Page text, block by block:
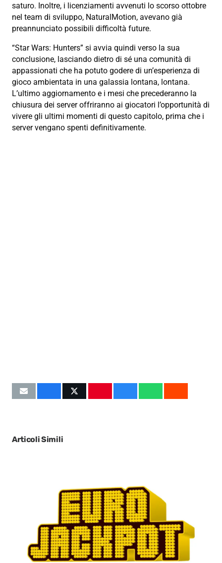
saturo. Inoltre, i licenziamenti avvenuti lo scorso ottobre
nel team di sviluppo, NaturalMotion, avevano già
preannunciato possibili difficoltà future.
“Star Wars: Hunters” si avvia quindi verso la sua
conclusione, lasciando dietro di sé una comunità di
appassionati che ha potuto godere di un’esperienza di
gioco ambientata in una galassia lontana, lontana.
L’ultimo aggiornamento e i mesi che precederanno la
chiusura dei server offriranno ai giocatori l’opportunità di
vivere gli ultimi momenti di questo capitolo, prima che i
server vengano spenti definitivamente.
Articoli Simili